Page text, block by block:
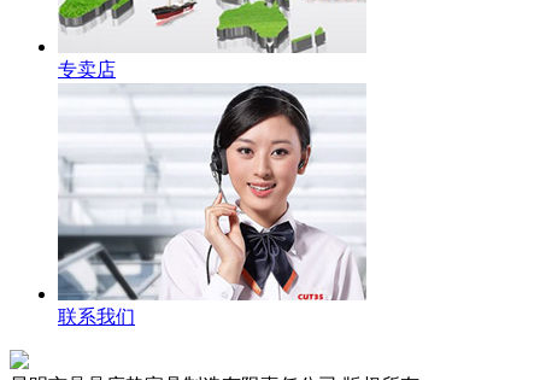
专卖店
联系我们